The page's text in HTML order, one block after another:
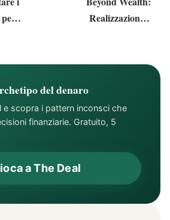
Realizzazione e
del denaro
e scopra i pattern inconsci che
finanziarie. Gratuito, 5
a The Deal